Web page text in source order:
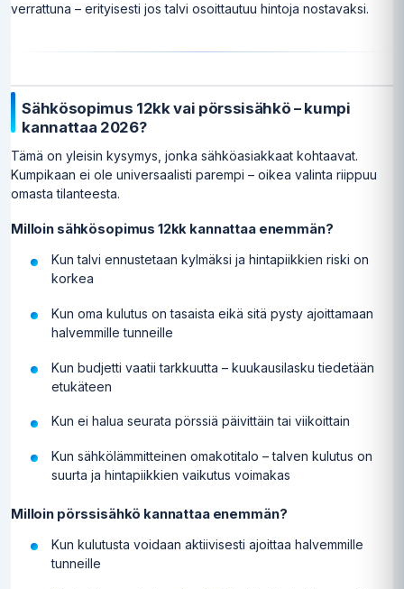
verrattuna – erityisesti jos talvi osoittautuu hintoja nostavaksi.
Sähkösopimus 12kk vai pörssisähkö – kumpi
kannattaa 2026?
Tämä on yleisin kysymys, jonka sähköasiakkaat kohtaavat.
Kumpikaan ei ole universaalisti parempi – oikea valinta riippuu
omasta tilanteesta.
Milloin sähkösopimus 12kk kannattaa enemmän?
Kun talvi ennustetaan kylmäksi ja hintapiikkien riski on
korkea
Kun oma kulutus on tasaista eikä sitä pysty ajoittamaan
halvemmille tunneille
Kun budjetti vaatii tarkkuutta – kuukausilasku tiedetään
etukäteen
Kun ei halua seurata pörssiä päivittäin tai viikoittain
Kun sähkölämmitteinen omakotitalo – talven kulutus on
suurta ja hintapiikkien vaikutus voimakas
Milloin pörssisähkö kannattaa enemmän?
Kun kulutusta voidaan aktiivisesti ajoittaa halvemmille
tunneille